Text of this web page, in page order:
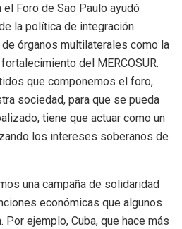
Foro de Sao Paulo ayudó
la política de integración
órganos multilaterales como la
del MERCOSUR.
que componemos el foro,
sociedad, para que se pueda
tiene que actuar como un
los intereses soberanos de
una campaña de solidaridad
económicas que algunos
ejemplo, Cuba, que hace más